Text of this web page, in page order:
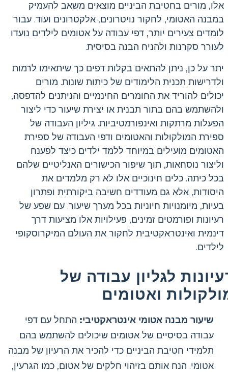
אלו, מורים בחטיבת הביניים מוצאים משאב להעמיק
במבנה האטומי, לחקור נויטרונים, אלקטרונים ועוד. עבור
לומדים צעירים יותר, דפי עבודה על אטומים לילדים נועדו
לעורר סקרנות ולהניח הבנה בסיסית.
יתר על כן, ניתן להתאים בקלות דפים כך שיתאימו לרמות
ולדרישות תכנית הלימודים של כיתות שונות. מורים
יכולים להוריד את החומרים החינמיים והניתנים להדפסה,
ולהשתמש בהם בתור תבנית או יצירת שיעור כדי ליצור
הפעלות מרתקות ואינפורמטיביות. גיליון העבודה של
ספירת המולקולות והאטומים ודפי העבודה של ספירת
האטומים מועילים במיוחד ללמד ילדים כיצד לפענח
וליצור נוסחאות, תוך שיפור הכישורים האנליטיים שלהם
בכל כיתה. כלים חינוכיים אלו לא רק מלמדים את
היסודות, אלא גם מעודדים חשיבה ביקורתית ופתרון
בעיות, מיומנויות חיוניות בכל מערך שיעור. עם שפע של
רעיונות ופורמטים זמינים, פעילויות אלו מציעות דרך
דינמית ואינטראקטיבית לחקור את העולם המיקרוסקופי
לילדים.
לגליון עבודה של
ואטומים
שיעור מבנה אטומי אינטראקטיבי: התחל עם דפי
עבודה בסיסיים של אטומים שיכולים להשתמש בהם
תלמידי חטיבת הביניים כדי להכיר את הרעיון של מבנה
אטומי. הנח אותם בזיהוי חלקים של אטום, כמו הגרעין,